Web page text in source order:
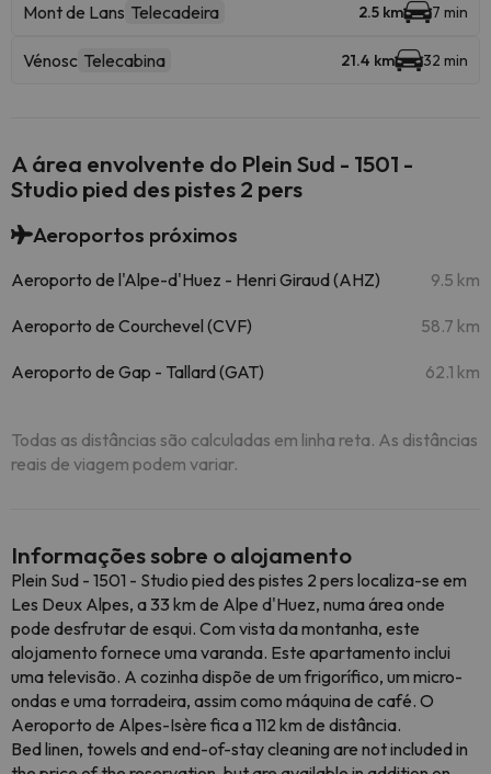
Mont de Lans Telecadeira 2.5 km 7 min
Vénosc Telecabina 21.4 km 32 min
A área envolvente do Plein Sud - 1501 -
Studio pied des pistes 2 pers
Aeroportos próximos
Aeroporto de l'Alpe-d'Huez - Henri Giraud (AHZ) 9.5 km
Aeroporto de Courchevel (CVF) 58.7 km
Aeroporto de Gap - Tallard (GAT) 62.1 km
Todas as distâncias são calculadas em linha reta. As distâncias
reais de viagem podem variar.
Informações sobre o alojamento
Plein Sud - 1501 - Studio pied des pistes 2 pers localiza-se em
Les Deux Alpes, a 33 km de Alpe d'Huez, numa área onde
pode desfrutar de esqui. Com vista da montanha, este
alojamento fornece uma varanda. Este apartamento inclui
uma televisão. A cozinha dispõe de um frigorífico, um micro-
ondas e uma torradeira, assim como máquina de café. O
Aeroporto de Alpes-Isère fica a 112 km de distância.
Bed linen, towels and end-of-stay cleaning are not included in